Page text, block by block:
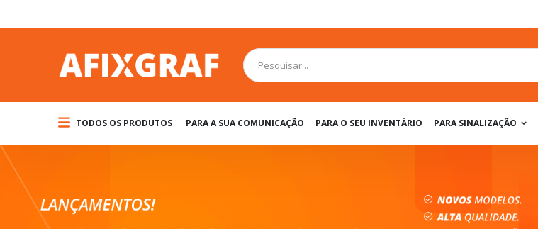
para
conteúdo
Pesquisa
TODOS OS PRODUTOS PARA A SUA COMUNICAÇÃO PARA O SEU INVENTÁRIO PARA SINALIZAÇÃO